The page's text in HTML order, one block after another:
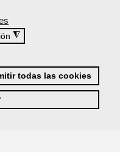
◮
todas las cookies
vez finaliza su
un curso